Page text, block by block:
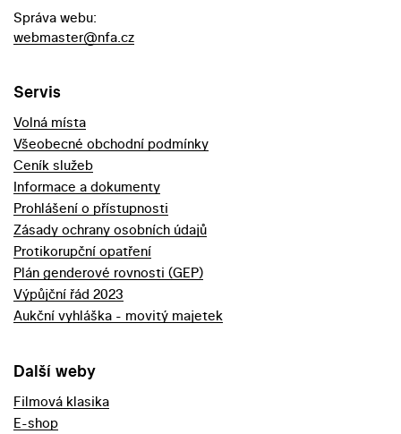
Správa webu:
webmaster@nfa.cz
Servis
Volná místa
Všeobecné obchodní podmínky
Ceník služeb
Informace a dokumenty
Prohlášení o přístupnosti
Zásady ochrany osobních údajů
Protikorupční opatření
Plán genderové rovnosti (GEP)
Výpůjční řád 2023
Aukční vyhláška - movitý majetek
Další weby
Filmová klasika
E-shop